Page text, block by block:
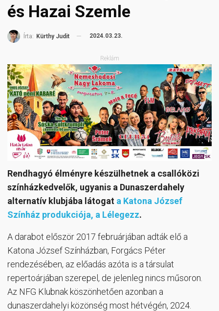
és Hazai Szemle
Írta: Kürthy Judit 2024.03.23.
Reklám
Rendhagyó élményre készülhetnek a csallóközi
színházkedvelők, ugyanis a Dunaszerdahely
alternatív klubjába látogat a Katona József
Színház produkciója, a Lélegezz.
A darabot először 2017 februárjában adták elő a
Katona József Színházban, Forgács Péter
rendezésében, az előadás azóta is a társulat
repertoárjában szerepel, de jelenleg nincs műsoron.
Az NFG Klubnak köszönhetően azonban a
dunaszerdahelyi közönség most hétvégén, 2024.